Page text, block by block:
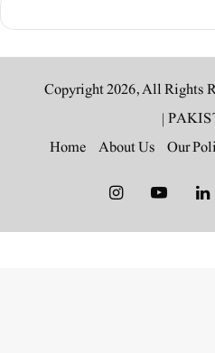
|
Our
About Us
Home
LinkedIn
YouTube
Instagram